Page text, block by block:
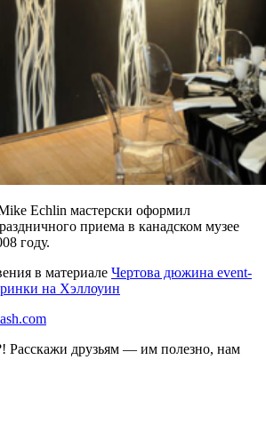
Echlin мастерски оформил
приема в канадском музее
году.
в материале Чертова дюжина event-
на Хэллоуин
Расскажи друзьям — им полезно, нам